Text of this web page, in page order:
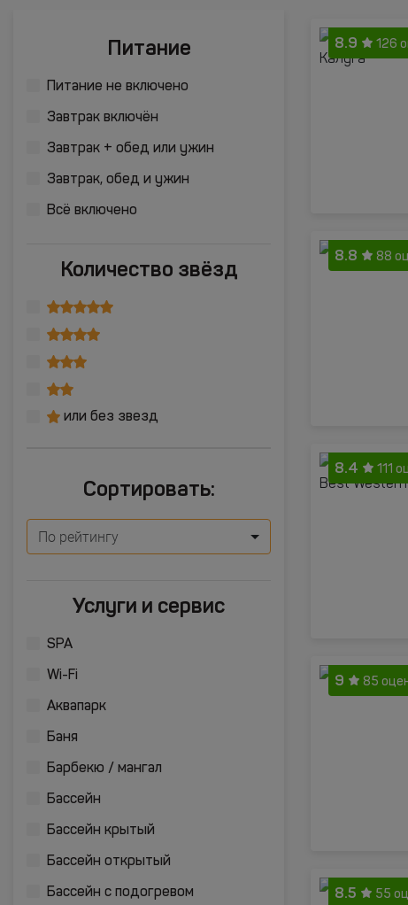
Питание
Питание не включено
Завтрак включён
Завтрак + обед или ужин
Завтрак, обед и ужин
Всё включено
Количество звёзд
или без звезд
Сортировать:
По рейтингу
Услуги и сервис
SPA
Wi-Fi
Аквапарк
Баня
Барбекю / мангал
Бассейн
Бассейн крытый
Бассейн открытый
Бассейн с подогревом
8.9 126
8.8 88
8.4 111
9 85
8.5 55